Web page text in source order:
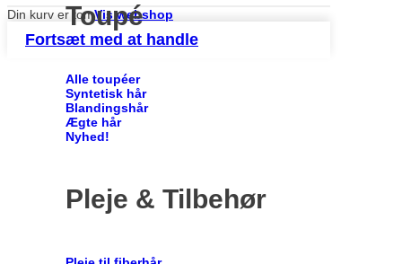
Toupé
Alle toupéer
Syntetisk hår
Blandingshår
Ægte hår
Nyhed!
Pleje & Tilbehør
Din kurv er tomVis webshop
Fortsæt med at handle